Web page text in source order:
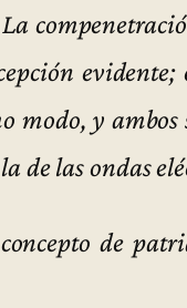
evidente;
modo, y ambos
de las ondas
de